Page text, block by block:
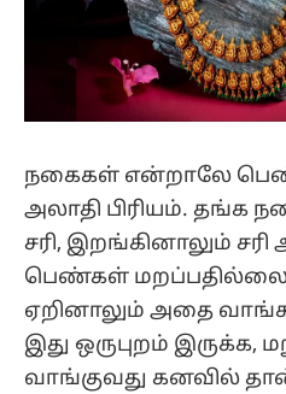
நகைகள் என்றாலே
அலாதி பிரியம். தங்க
சரி, இறங்கினாலும்
பெண்கள்
ஏறினாலும் அதை
இது ஒருபுறம் இருக்க,
வாங்குவது கனவில்